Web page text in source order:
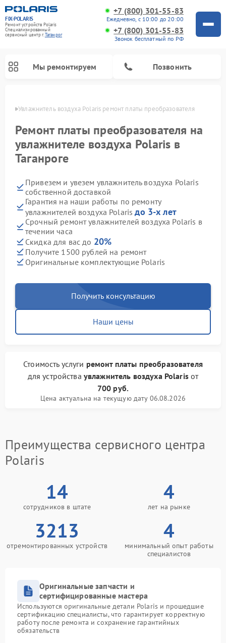
FIX-POLARIS
Ремонт устройств Polaris
Специализированный
cервисный центр г.Таганрог
+7 (800) 301-55-83
Ежедневно, с 10:00 до 20:00
+7 (800) 301-55-83
Звонок бесплатный по РФ
Мы ремонтируем Позвонить
Увлажнитель воздуха Polaris ремонт платы преобразователя
Ремонт платы преобразователя на
увлажнителе воздуха Polaris в
Таганроге
Привезем и увезем увлажнитель воздуха Polaris
собственной доставкой
Гарантия на наши работы по ремонту
увлажнителей воздуха Polarisдо 3-х лет
Срочный ремонт увлажнителей воздуха Polaris в
течении часа
Скидка для вас до 20%
Получите 1500 рублей на ремонт
Оригинальные комплектующие Polaris
Получить консультацию
Наши цены
Стоимость услуги ремонт платы преобразователя
для устройства увлажнитель воздуха Polarisот
700 руб.
Цена актуальна на текущую дату 06.08.2026
Преимущества сервисного центра
Polaris
14
сотрудников в штате
4
лет на рынке
3213
отремонтированных устройств
4
минимальный опыт работы
специалистов
Оригинальные запчасти и
сертифицированные мастера
Используются оригинальные детали Polaris и прошедшие
сертификацию специалисты, что гарантирует корректную
работу после ремонта и сохранение гарантийных
обязательств